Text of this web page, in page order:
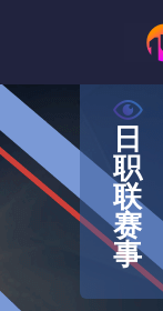
日
职
联
赛
事